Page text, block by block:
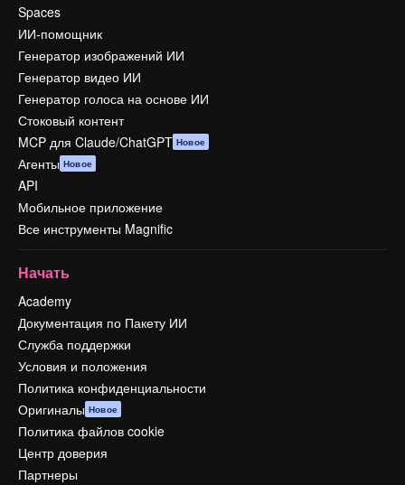
Spaces
ИИ-помощник
Генератор изображений ИИ
Генератор видео ИИ
Генератор голоса на основе ИИ
Стоковый контент
MCP для Claude/ChatGPT Новое
Агенты Новое
API
Мобильное приложение
Все инструменты Magnific
Начать
Academy
Документация по Пакету ИИ
Служба поддержки
Условия и положения
Политика конфиденциальности
Оригиналы Новое
Политика файлов cookie
Центр доверия
Партнеры